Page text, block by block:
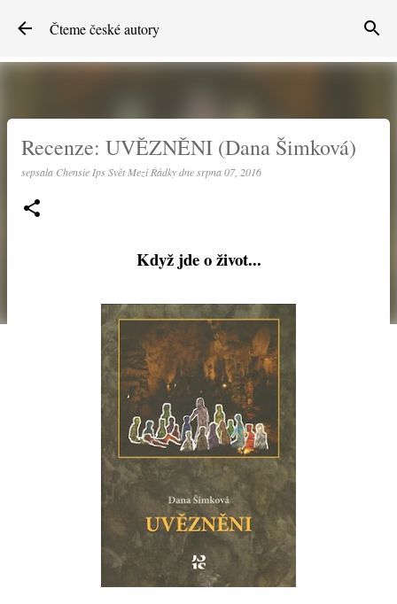
Přeskočit na hlavní obsah
Čteme české autory
Recenze: UVĚZNĚNI (Dana Šimková)
sepsala Chensie Ips Svět Mezi Řádkydnesrpna 07, 2016
Když jde o život...